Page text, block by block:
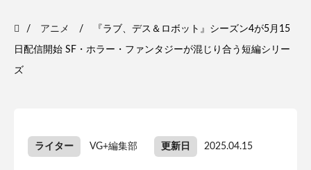
アニメ 『ラブ、デス＆ロボット』シーズン4が5月15
日配信開始 SF・ホラー・ファンタジーが混じり合う短編シリー
ズ
ライター VG+編集部 更新日 2025.04.15